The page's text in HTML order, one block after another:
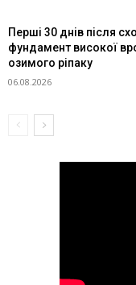
Перші 30 днів після
фундамент високої
озимого ріпаку
06.08.2026